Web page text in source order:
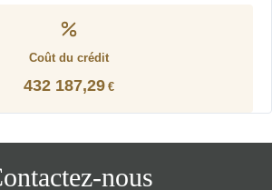
Coût du crédit
432 187,29 €
nous